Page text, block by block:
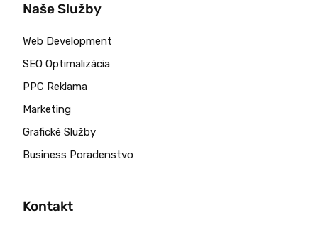
Naše Služby
Web Development
SEO Optimalizácia
PPC Reklama
Marketing
Grafické Služby
Business Poradenstvo
Kontakt